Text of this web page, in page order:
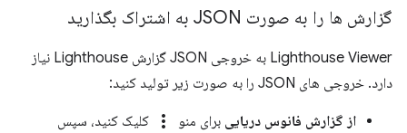
گزارش ها را به صورت JSON به اشتراک بگذارید
Lighthouse Viewer به خروجی JSON گزارش Lighthouse نیاز
دارد. خروجی های JSON را به صورت زیر تولید کنید:
از گزارش فانوس دریایی برای منو more_vert
کلیک کنید، سپس